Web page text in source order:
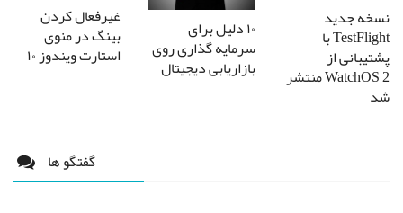
نسخه جدید
TestFlight با
پشتیبانی از
WatchOS 2 منتشر
شد
۱۰ دلیل برای
سرمایه گذاری روی
بازاریابی دیجیتال
غیرفعال کردن
بینگ در منوی
استارت ویندوز ۱۰
گفتگو ها